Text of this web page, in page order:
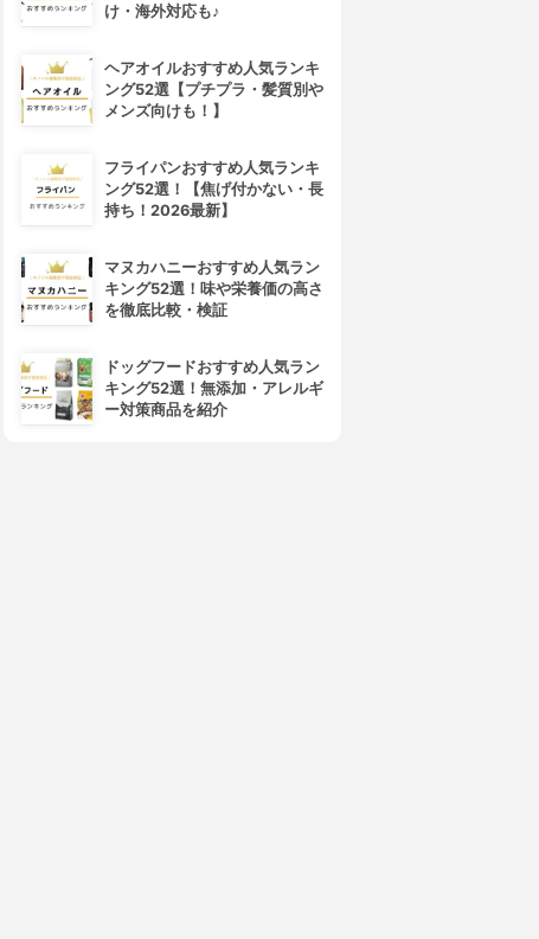
け・海外対応も♪
ヘアオイルおすすめ人気ランキ
ング52選【プチプラ・髪質別や
メンズ向けも！】
フライパンおすすめ人気ランキ
ング52選！【焦げ付かない・長
持ち！2026最新】
マヌカハニーおすすめ人気ラン
キング52選！味や栄養価の高さ
を徹底比較・検証
ドッグフードおすすめ人気ラン
キング52選！無添加・アレルギ
ー対策商品を紹介